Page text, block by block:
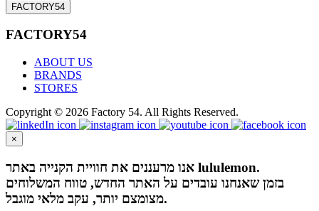
FACTORY54
FACTORY54
ABOUT US
BRANDS
STORES
Copyright © 2026 Factory 54. All Rights Reserved.
×
אנו מרעננים את חוויית הקנייה באתר lululemon.
בזמן שאנחנו עובדים על האתר החדש, טווח המשלוחים
מצומצם יותר, עקב מלאי מוגבל.